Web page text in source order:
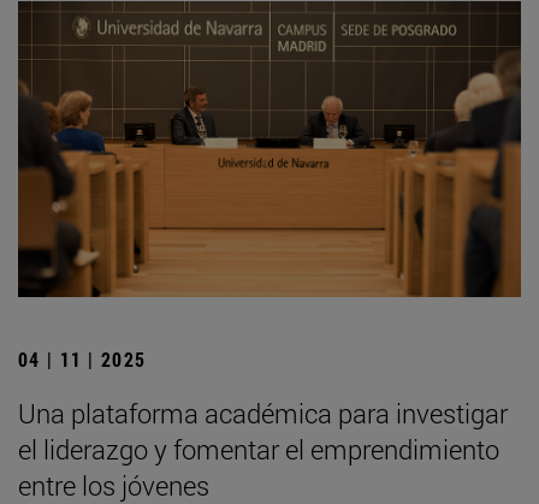
04 | 11 | 2025
Una plataforma académica para investigar
el liderazgo y fomentar el emprendimiento
entre los jóvenes